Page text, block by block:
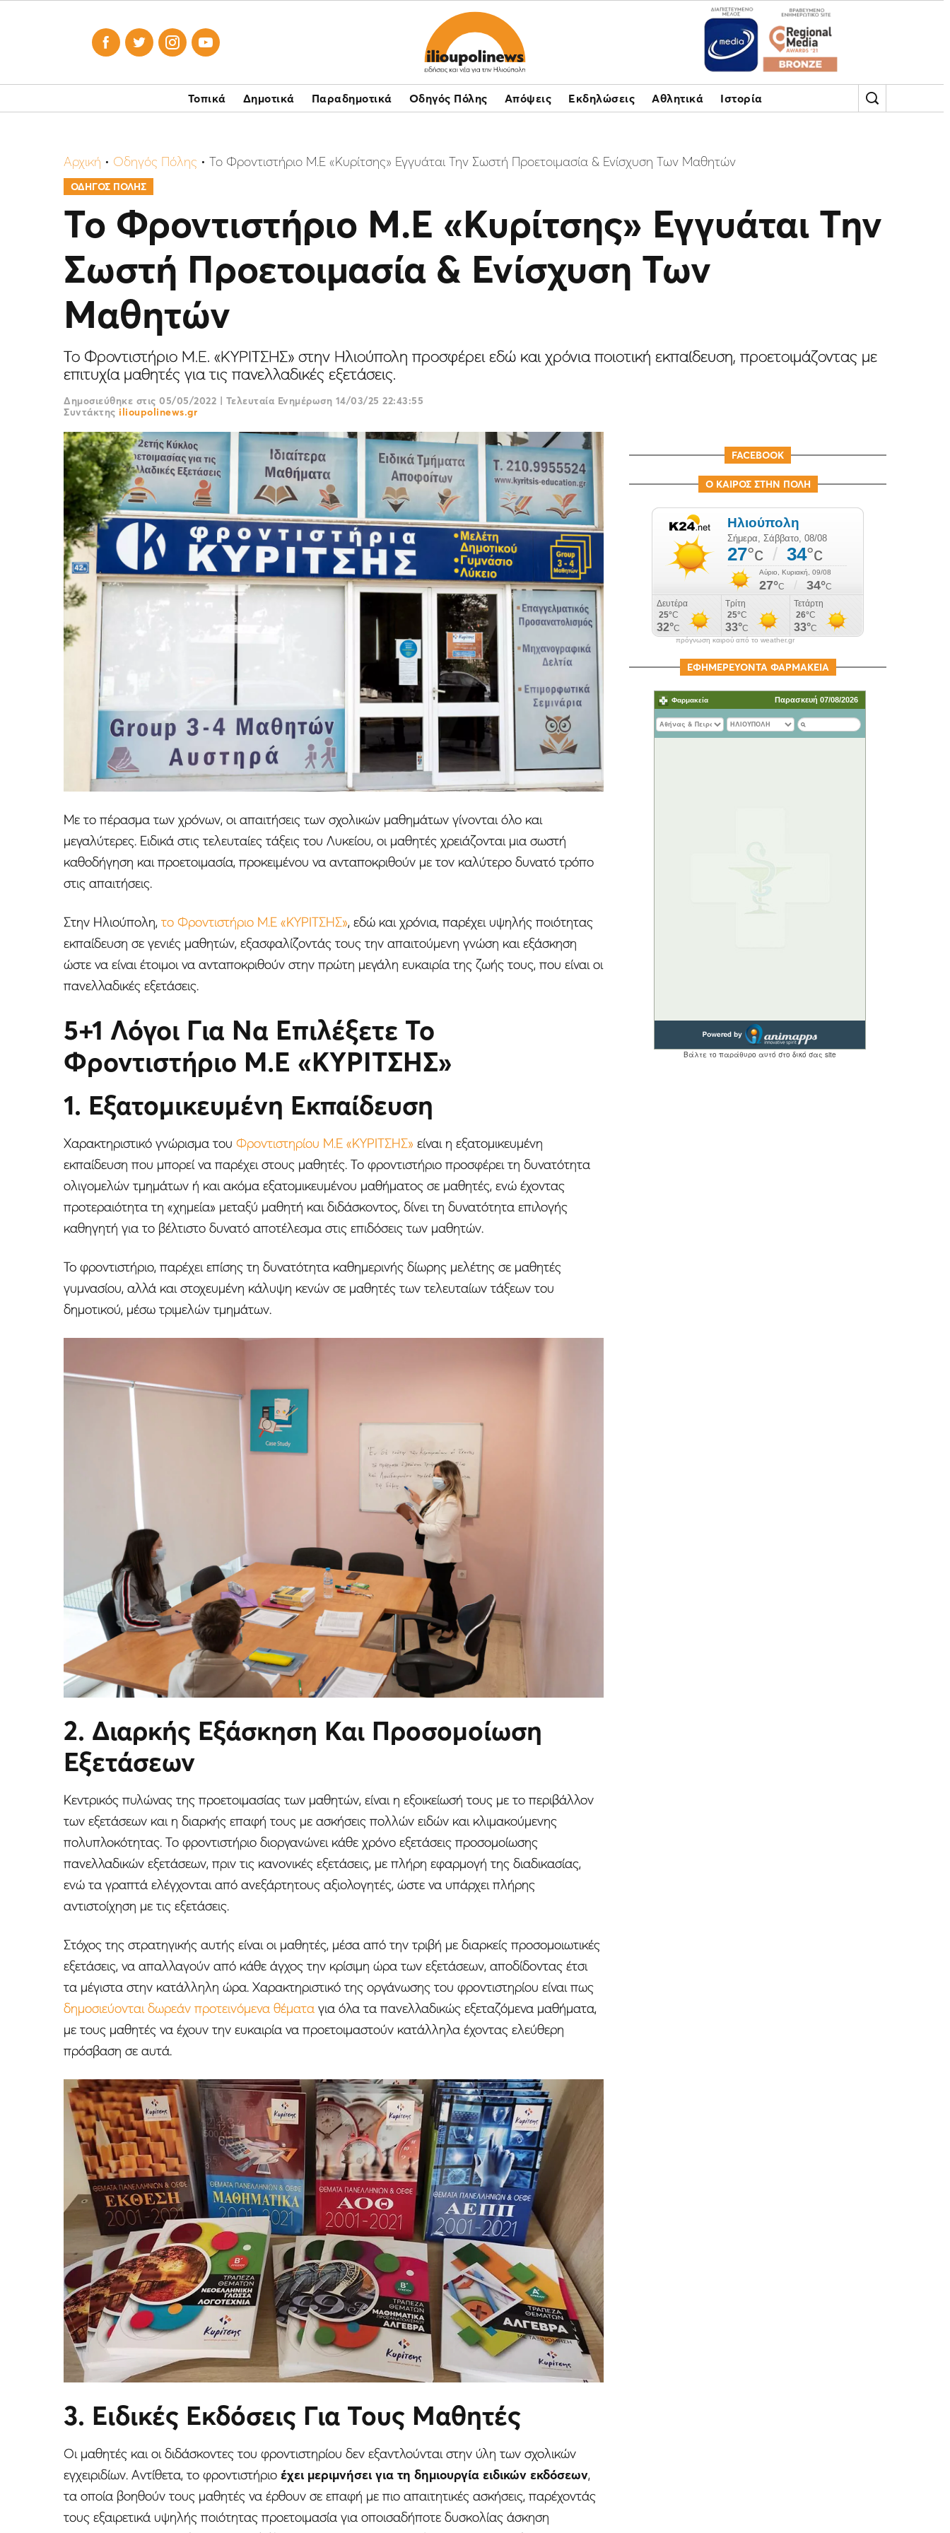
   
Τοπικά Δημοτικά Παραδημοτικά Οδηγός Πόλης Απόψεις Εκδηλώσεις Αθλητικά Ιστορία
Αρχική • Οδηγός Πόλης • Το Φροντιστήριο M.E «Κυρίτσης» Εγγυάται Την Σωστή Προετοιμασία & Ενίσχυση Των Μαθητών
ΟΔΗΓΟΣ ΠΟΛΗΣ
Το Φροντιστήριο M.E «Κυρίτσης» Εγγυάται Την
Σωστή Προετοιμασία & Ενίσχυση Των
Μαθητών
Το Φροντιστήριο Μ.Ε. «ΚΥΡΙΤΣΗΣ» στην Ηλιούπολη προσφέρει εδώ και χρόνια ποιοτική εκπαίδευση, προετοιμάζοντας με
επιτυχία μαθητές για τις πανελλαδικές εξετάσεις.
Δημοσιεύθηκε στις 05/05/2022 | Τελευταία Ενημέρωση 14/03/25 22:43:55
Συντάκτης ilioupolinews.gr
Με το πέρασμα των χρόνων, οι απαιτήσεις των σχολικών μαθημάτων γίνονται όλο και
μεγαλύτερες. Ειδικά στις τελευταίες τάξεις του Λυκείου, οι μαθητές χρειάζονται μια σωστή
καθοδήγηση και προετοιμασία, προκειμένου να ανταποκριθούν με τον καλύτερο δυνατό τρόπο
στις απαιτήσεις.
Στην Ηλιούπολη, το Φροντιστήριο Μ.Ε «ΚΥΡΙΤΣΗΣ», εδώ και χρόνια, παρέχει υψηλής ποιότητας
εκπαίδευση σε γενιές μαθητών, εξασφαλίζοντάς τους την απαιτούμενη γνώση και εξάσκηση
ώστε να είναι έτοιμοι να ανταποκριθούν στην πρώτη μεγάλη ευκαιρία της ζωής τους, που είναι οι
πανελλαδικές εξετάσεις.
5+1 Λόγοι Για Να Επιλέξετε Το
Φροντιστήριο Μ.Ε «ΚΥΡΙΤΣΗΣ»
1. Εξατομικευμένη Εκπαίδευση
Χαρακτηριστικό γνώρισμα του Φροντιστηρίου Μ.Ε «ΚΥΡΙΤΣΗΣ» είναι η εξατομικευμένη
εκπαίδευση που μπορεί να παρέχει στους μαθητές. Το φροντιστήριο προσφέρει τη δυνατότητα
ολιγομελών τμημάτων ή και ακόμα εξατομικευμένου μαθήματος σε μαθητές, ενώ έχοντας
προτεραιότητα τη «χημεία» μεταξύ μαθητή και διδάσκοντος, δίνει τη δυνατότητα επιλογής
καθηγητή για το βέλτιστο δυνατό αποτέλεσμα στις επιδόσεις των μαθητών.
To φροντιστήριο, παρέχει επίσης τη δυνατότητα καθημερινής δίωρης μελέτης σε μαθητές
γυμνασίου, αλλά και στοχευμένη κάλυψη κενών σε μαθητές των τελευταίων τάξεων του
δημοτικού, μέσω τριμελών τμημάτων.
2. Διαρκής Εξάσκηση Και Προσομοίωση
Εξετάσεων
Κεντρικός πυλώνας της προετοιμασίας των μαθητών, είναι η εξοικείωσή τους με το περιβάλλον
των εξετάσεων και η διαρκής επαφή τους με ασκήσεις πολλών ειδών και κλιμακούμενης
πολυπλοκότητας. Το φροντιστήριο διοργανώνει κάθε χρόνο εξετάσεις προσομοίωσης
πανελλαδικών εξετάσεων, πριν τις κανονικές εξετάσεις, με πλήρη εφαρμογή της διαδικασίας,
ενώ τα γραπτά ελέγχονται από ανεξάρτητους αξιολογητές, ώστε να υπάρχει πλήρης
αντιστοίχηση με τις εξετάσεις.
Στόχος της στρατηγικής αυτής είναι οι μαθητές, μέσα από την τριβή με διαρκείς προσομοιωτικές
εξετάσεις, να απαλλαγούν από κάθε άγχος την κρίσιμη ώρα των εξετάσεων, αποδίδοντας έτσι
τα μέγιστα στην κατάλληλη ώρα. Χαρακτηριστικό της οργάνωσης του φροντιστηρίου είναι πως
δημοσιεύονται δωρεάν προτεινόμενα θέματα για όλα τα πανελλαδικώς εξεταζόμενα μαθήματα,
με τους μαθητές να έχουν την ευκαιρία να προετοιμαστούν κατάλληλα έχοντας ελεύθερη
πρόσβαση σε αυτά.
3. Ειδικές Εκδόσεις Για Τους Μαθητές
Οι μαθητές και οι διδάσκοντες του φροντιστηρίου δεν εξαντλούνται στην ύλη των σχολικών
εγχειριδίων. Αντίθετα, το φροντιστήριο έχει μεριμνήσει για τη δημιουργία ειδικών εκδόσεων,
τα οποία βοηθούν τους μαθητές να έρθουν σε επαφή με πιο απαιτητικές ασκήσεις, παρέχοντάς
τους εξαιρετικά υψηλής ποιότητας προετοιμασία για οποισαδήποτε δυσκολίας άσκηση
FACEBOOK
Ο ΚΑΙΡΟΣ ΣΤΗΝ ΠΟΛΗ
πρόγνωση καιρού από το weather.gr
ΕΦΗΜΕΡΕΥΟΝΤΑ ΦΑΡΜΑΚΕΙΑ